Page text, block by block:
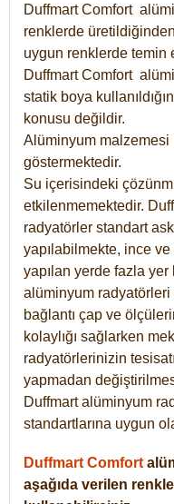
Duffmart Comfort
renklerde
uygun renklerde temin
DuffmartComfort
statik boya
konusu değildir.
Alüminyum malzemesi
göstermektedir.
Su içerisindeki
etkilenmemektedir.
radyatörler standart
yapılabilmekte, ince ve
yapılan yerde fazla yer
alüminyum radyatörleri
bağlantı çap ve
kolaylığı sağlarken
radyatörlerinizin
yapmadan
Duffmart alüminyum
standartlarına uygun
Duffmart Comfort
aşağıda verilen